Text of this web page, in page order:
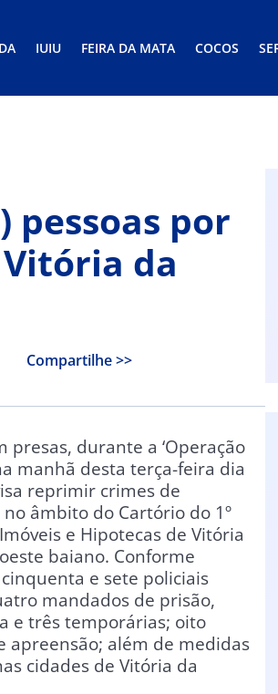
IUIU FEIRA DA MATA COCOS
pessoas por
da
Compartilhe >>
presas, durante a ‘Operação
manhã desta terça-feira dia
reprimir crimes de
âmbito do Cartório do 1º
e Hipotecas de Vitória
baiano. Conforme
e sete policiais
mandados de prisão,
e três temporárias; oito
apreensão; além de medidas
cidades de Vitória da